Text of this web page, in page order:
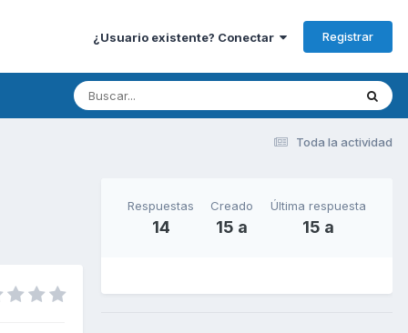
¿Usuario existente? Conectar Registrar
Toda la actividad
Respuestas
14
Creado
15 a
Última respuesta
15 a